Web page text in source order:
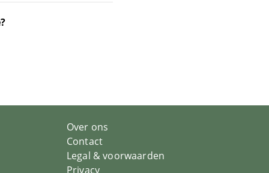
Over ons
Contact
Legal & voorwaarden
Privacy